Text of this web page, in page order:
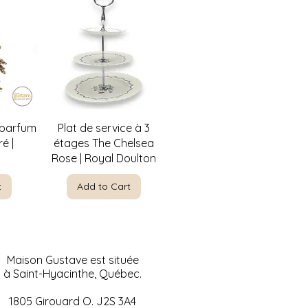
|
Quick View
Plat de service à 3
étages The Chelsea
Rose | Royal Doulton
Add to Cart
Maison Gustave est située
à Saint-Hyacinthe, Québec.
1805 Girouard O. J2S 3A4